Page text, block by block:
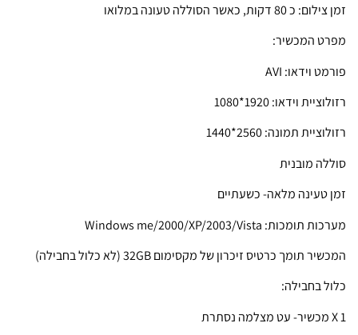
זמן צילום: כ 80 דקות, כאשר הסוללה טעונה במלואו
מפרט המכשיר:
פורמט וידאו: AVI
רזולוציית וידאו: 1920*1080
רזולוציית תמונה: 2560*1440
סוללה מובנית
זמן טעינה מלאה- כשעתיים
מערכות תומכות: Windows me/2000/XP/2003/Vista
המכשיר תומך כרטיס זיכרון של מקסימום 32GB (לא כלול בחבילה)
כלול בחבילה:
1 X מכשיר- עט מצלמה נסתרת